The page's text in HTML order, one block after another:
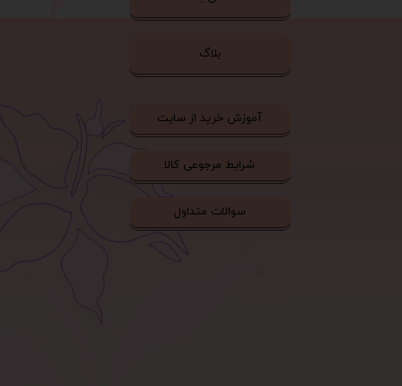
بلاگ
آموزش خرید از سایت
شرایط مرجوعی کالا
سوالات متداول